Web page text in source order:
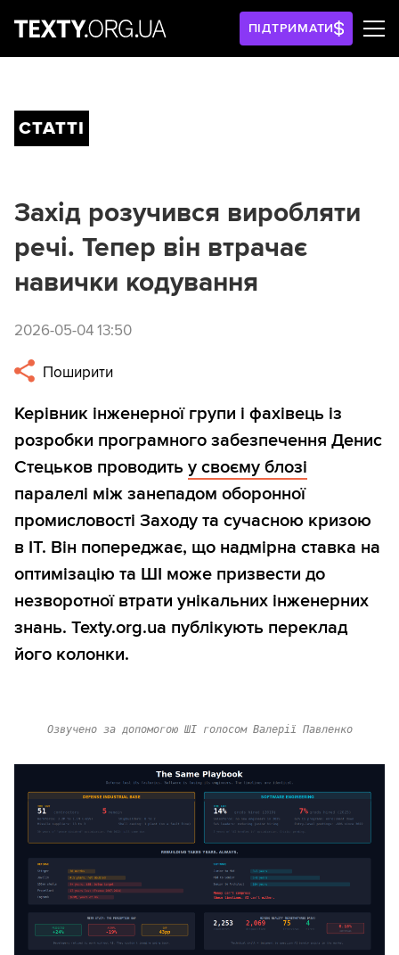
ПІДТРИМАТИ
СТАТТІ
Захід розучився виробляти
речі. Тепер він втрачає
навички кодування
2026-05-04 13:50
Поширити
Керівник інженерної групи і фахівець із
розробки програмного забезпечення Денис
Стецьков проводить у своєму блозі
паралелі між занепадом оборонної
промисловості Заходу та сучасною кризою
в IT. Він попереджає, що надмірна ставка на
оптимізацію та ШІ може призвести до
незворотної втрати унікальних інженерних
знань. Texty.org.ua публікують переклад
його колонки.
Озвучено за допомогою ШІ голосом Валерії Павленко